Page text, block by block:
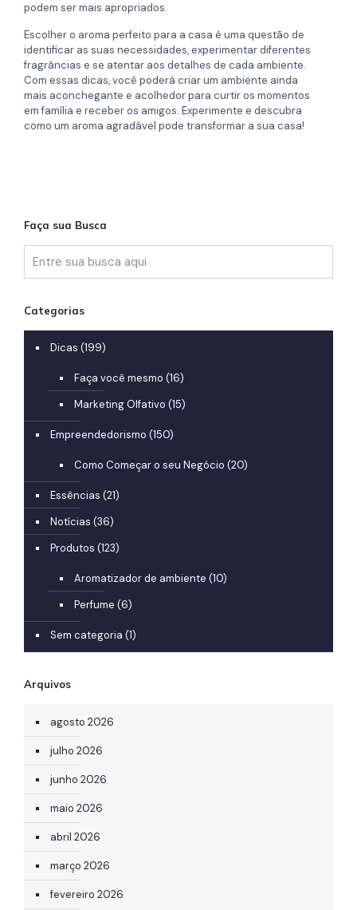
podem ser mais apropriados.
Escolher o aroma perfeito para a casa é uma questão de
identificar as suas necessidades, experimentar diferentes
fragrâncias e se atentar aos detalhes de cada ambiente.
Com essas dicas, você poderá criar um ambiente ainda
mais aconchegante e acolhedor para curtir os momentos
em família e receber os amigos. Experimente e descubra
como um aroma agradável pode transformar a sua casa!
Faça sua Busca
Categorias
Dicas (199)
Faça você mesmo (16)
Marketing Olfativo (15)
Empreendedorismo (150)
Como Começar o seu Negócio (20)
Essências (21)
Notícias (36)
Produtos (123)
Aromatizador de ambiente (10)
Perfume (6)
Sem categoria (1)
Arquivos
agosto 2026
julho 2026
junho 2026
maio 2026
abril 2026
março 2026
fevereiro 2026